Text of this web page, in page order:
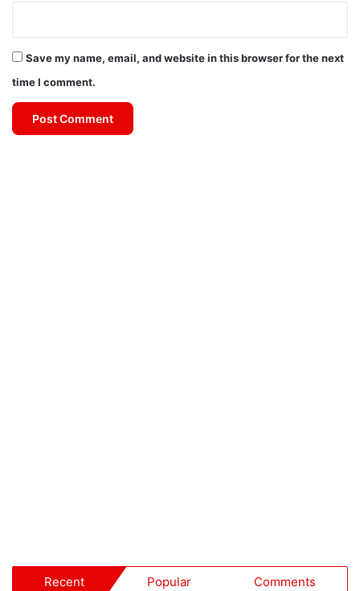
Save my name, email, and website in this browser for the next
time I comment.
Recent Popular Comments